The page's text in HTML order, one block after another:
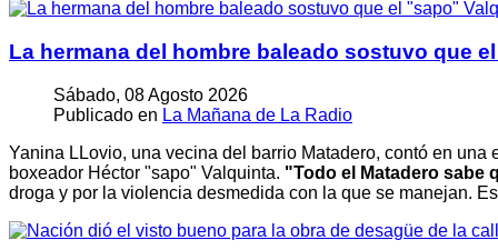
La hermana del hombre baleado sostuvo que
Sábado, 08 Agosto 2026
Publicado en La Mañana de La Radio
Yanina LLovio, una vecina del barrio Matadero, contó en
boxeador Héctor "sapo" Valquinta. "Todo el Matadero sabe
droga y por la violencia desmedida con la que se manejan.